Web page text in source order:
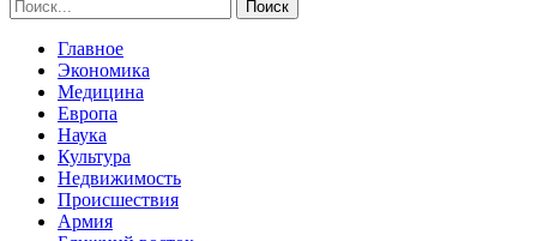
Главное
Экономика
Медицина
Европа
Наука
Культура
Недвижимость
Происшествия
Армия